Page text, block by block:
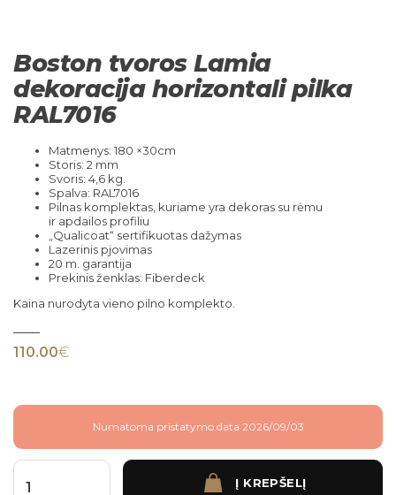
Boston tvoros Lamia
dekoracija horizontali pilka
RAL7016
Matmenys: 180 ×30cm
Storis: 2 mm
Svoris: 4,6 kg.
Spalva: RAL7016
Pilnas komplektas, kuriame yra dekoras su rėmu
ir apdailos profiliu
„Qualicoat“ sertifikuotas dažymas
Lazerinis pjovimas
20 m. garantija
Prekinis ženklas: Fiberdeck
Kaina nurodyta vieno pilno komplekto.
110.00€
Numatoma pristatymo data 2026/09/03
produkto kiekis: Boston tvoros Lamia dekoracija horizontali pilka RAL7016
Į KREPŠELĮ